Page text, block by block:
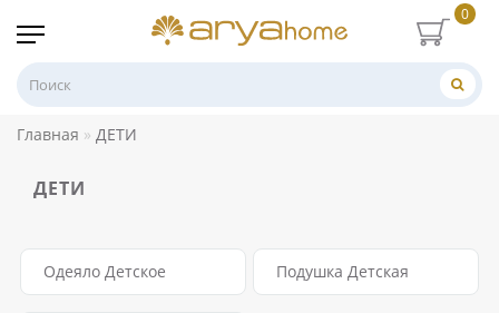
0
Главная ДЕТИ
ДЕТИ
Одеяло Детское Подушка Детская